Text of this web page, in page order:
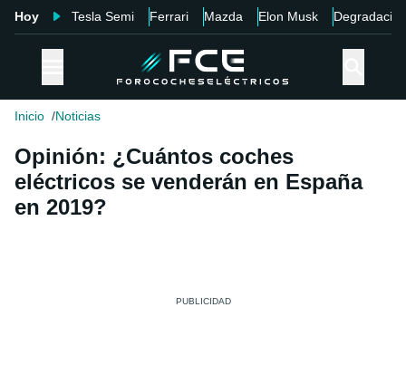
Hoy Tesla Semi Ferrari Mazda Elon Musk Degradación
Inicio Noticias
Opinión: ¿Cuántos coches
eléctricos se venderán en España
en 2019?